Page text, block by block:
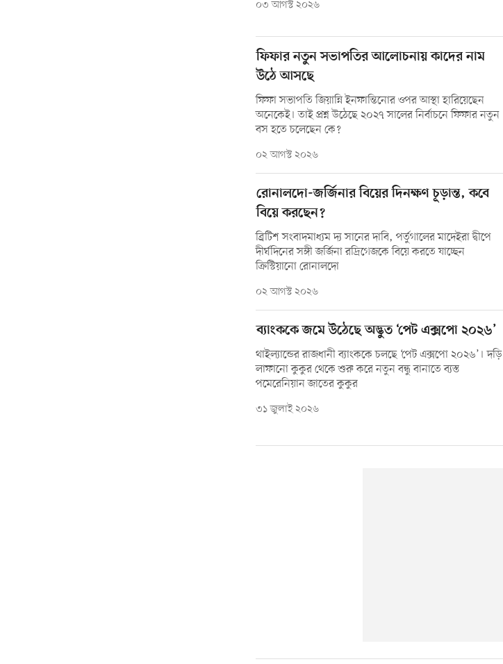
০৩ আগস্ট ২০২৬
ফিফার নতুন সভাপতির আলোচনায় কাদের নাম
উঠে আসছে
ফিফা সভাপতি জিয়ান্নি ইনফান্তিনোর ওপর আস্থা হারিয়েছেন
অনেকেই। তাই প্রশ্ন উঠেছে ২০২৭ সালের নির্বাচনে ফিফার নতুন
বস হতে চলেছেন কে?
০২ আগস্ট ২০২৬
রোনালদো-জর্জিনার বিয়ের দিনক্ষণ চূড়ান্ত, কবে
বিয়ে করছেন?
ব্রিটিশ সংবাদমাধ্যম দ্য সানের দাবি, পর্তুগালের মাদেইরা দ্বীপে
দীর্ঘদিনের সঙ্গী জর্জিনা রদ্রিগেজকে বিয়ে করতে যাচ্ছেন
ক্রিস্টিয়ানো রোনালদো
০২ আগস্ট ২০২৬
ব্যাংককে জমে উঠেছে অদ্ভুত ‘পেট এক্সপো ২০২৬’
থাইল্যান্ডের রাজধানী ব্যাংককে চলছে ‘পেট এক্সপো ২০২৬’। দড়ি
লাফানো কুকুর থেকে শুরু করে নতুন বন্ধু বানাতে ব্যস্ত
পমেরেনিয়ান জাতের কুকুর
৩১ জুলাই ২০২৬